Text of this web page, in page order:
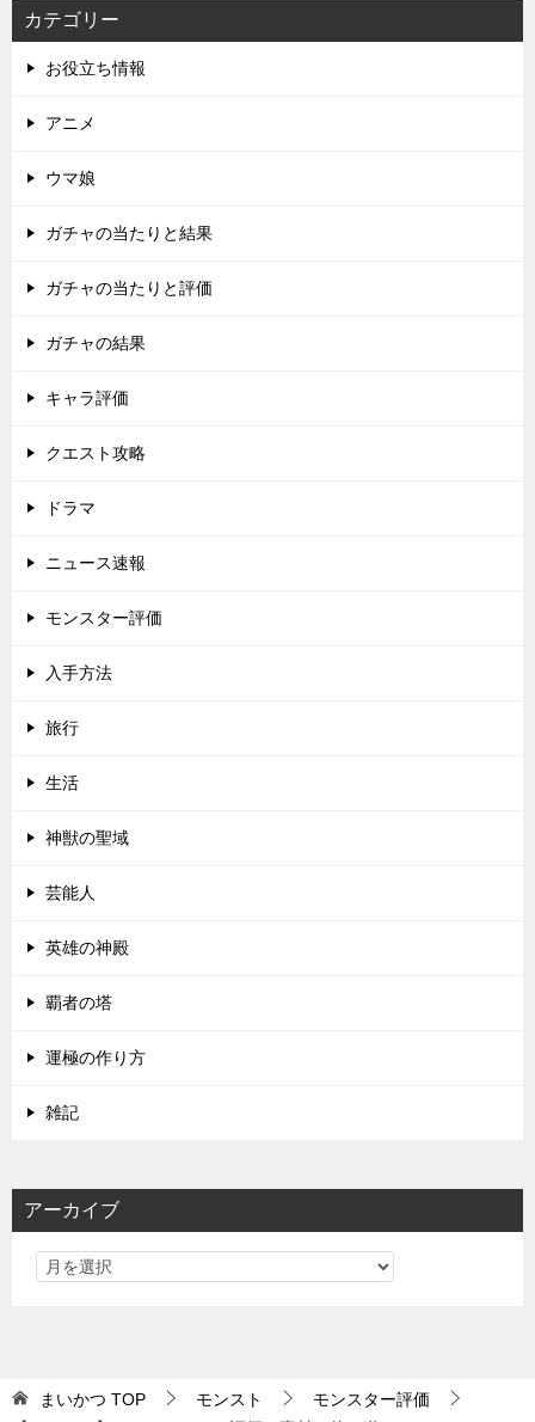
カテゴリー
お役立ち情報
アニメ
ウマ娘
ガチャの当たりと結果
ガチャの当たりと評価
ガチャの結果
キャラ評価
クエスト攻略
ドラマ
ニュース速報
モンスター評価
入手方法
旅行
生活
神獣の聖域
芸能人
英雄の神殿
覇者の塔
運極の作り方
雑記
アーカイブ
まいかつ TOP モンスト
モンスター評価